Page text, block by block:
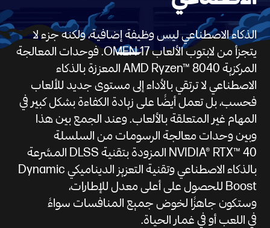
الذكاء الاصطناعي ليس وظيفة إضافية، ولكنه جزء لا
يتجزأ من لابتوب الألعاب OMEN 17. فوحدات المعالجة
المركزية AMD Ryzen™ 8040 المعززة بالذكاء
الاصطناعي لا ترتقي بالأداء إلى مستوى جديد للألعاب
فحسب، بل تعمل أيضًا على زيادة الكفاءة بشكل كبير في
المهام غير المتعلقة بالألعاب. وعند الجمع بين هذا
وبين وحدات معالجة الرسومات من السلسلة
NVIDIA® RTX™ 40 المزودة بتقنية DLSS المسَّرعة
بالذكاء الاصطناعي وتقنية التعزيز الديناميكي Dynamic
Boost للحصول على أعلى معدل للإطارات،
وستكون جاهزًا لخوض جميع المنافسات سواءً
في اللعب أو في غمار الحياة.